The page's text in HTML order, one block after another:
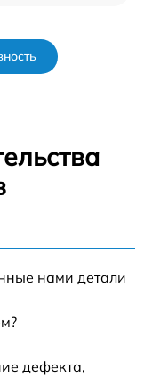
нами детали
дефекта,